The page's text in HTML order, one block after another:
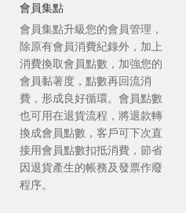
會員集點
會員集點升級您的會員管理，
除原有會員消費紀錄外，加上
消費換取會員點數，加強您的
會員黏著度，點數再回流消
費，形成良好循環。會員點數
也可用在退貨流程，將退款轉
換成會員點數，客戶可下次直
接用會員點數扣抵消費，節省
因退貨產生的帳務及發票作廢
程序。